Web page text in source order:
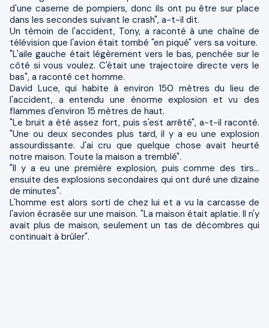
d'une caserne de pompiers, donc ils ont pu être sur place
dans les secondes suivant le crash", a-t-il dit.
Un témoin de l'accident, Tony, a raconté à une chaîne de
télévision que l'avion était tombé "en piqué" vers sa voiture.
"L'aile gauche était légèrement vers le bas, penchée sur le
côté si vous voulez. C'était une trajectoire directe vers le
bas", a raconté cet homme.
David Luce, qui habite à environ 150 mètres du lieu de
l'accident, a entendu une énorme explosion et vu des
flammes d'environ 15 mètres de haut.
"Le bruit a été assez fort, puis s'est arrêté", a-t-il raconté.
"Une ou deux secondes plus tard, il y a eu une explosion
assourdissante. J'ai cru que quelque chose avait heurté
notre maison. Toute la maison a tremblé".
"Il y a eu une première explosion, puis comme des tirs...
ensuite des explosions secondaires qui ont duré une dizaine
de minutes".
L'homme est alors sorti de chez lui et a vu la carcasse de
l'avion écrasée sur une maison. "La maison était aplatie. Il n'y
avait plus de maison, seulement un tas de décombres qui
continuait à brûler".